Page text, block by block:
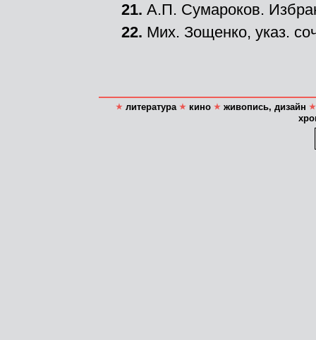
21. А.П. Сумароков.
22. Мих. Зощенко, указ.
литература кино
живопись, дизайн